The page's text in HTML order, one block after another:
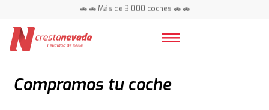
📍 Centros en toda España ⭐
📍 Centros en toda España ⭐
Compramos tu coche